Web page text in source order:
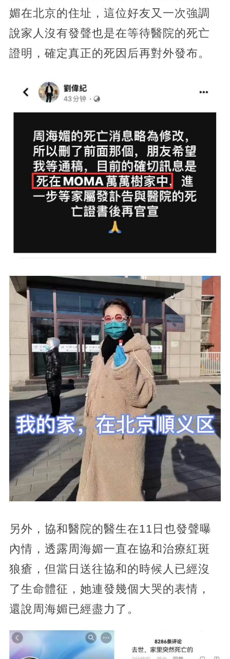
媚在北京的住址，這位好友又一次強調
說家人沒有發聲也是在等待醫院的死亡
證明，確定真正的死因后再對外發布。
另外，協和醫院的醫生在11日也發聲曝
內情，透露周海媚一直在協和治療紅斑
狼瘡，但當日送往協和的時候人已經沒
了生命體征，她連發幾個大哭的表情，
還說周海媚已經盡力了。